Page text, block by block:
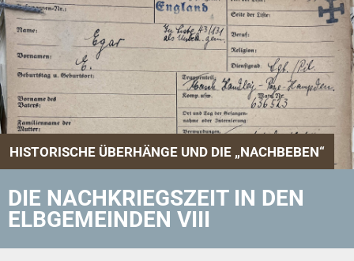
HISTORISCHE ÜBERHÄNGE UND DIE „NACHBEBEN“
DIE NACHKRIEGSZEIT IN DEN
ELBGEMEINDEN VIII